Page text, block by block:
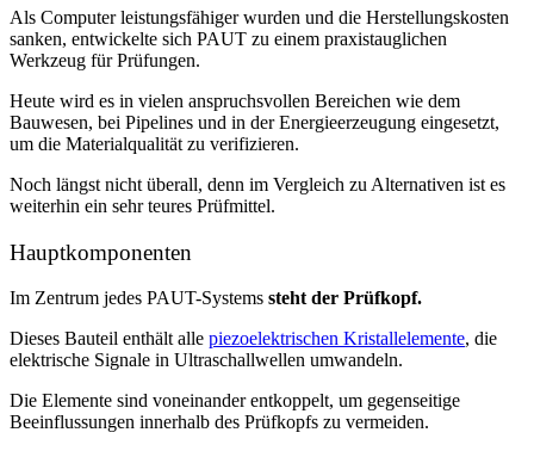
Als Computer leistungsfähiger wurden und die Herstellungskosten
sanken, entwickelte sich PAUT zu einem praxistauglichen
Werkzeug für Prüfungen.
Heute wird es in vielen anspruchsvollen Bereichen wie dem
Bauwesen, bei Pipelines und in der Energieerzeugung eingesetzt,
um die Materialqualität zu verifizieren.
Noch längst nicht überall, denn im Vergleich zu Alternativen ist es
weiterhin ein sehr teures Prüfmittel.
Hauptkomponenten
Im Zentrum jedes PAUT-Systems steht der Prüfkopf.
Dieses Bauteil enthält alle piezoelektrischen Kristallelemente, die
elektrische Signale in Ultraschallwellen umwandeln.
Die Elemente sind voneinander entkoppelt, um gegenseitige
Beeinflussungen innerhalb des Prüfkopfs zu vermeiden.